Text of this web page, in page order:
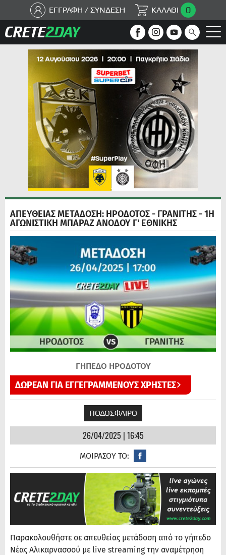
ΕΓΓΡΑΦΗ / ΣΥΝΔΕΣΗ ΚΑΛΑΘΙ 0
ΑΠΕΥΘΕΙΑΣ ΜΕΤΑΔΟΣΗ: ΗΡΟΔΟΤΟΣ - ΓΡΑΝΙΤΗΣ - 1Η
ΑΓΩΝΙΣΤΙΚΗ ΜΠΑΡΑΖ ΑΝΟΔΟΥ Γ' ΕΘΝΙΚΗΣ
ΓΗΠΕΔΟ ΗΡΟΔΟΤΟΥ
ΔΩΡΕΑΝ ΓΙΑ ΕΓΓΕΓΡΑΜΜΕΝΟΥΣ ΧΡΗΣΤΕΣ
ΠΟΔΟΣΦΑΙΡΟ
26/04/2025 | 16:45
ΜΟΙΡΑΣΟΥ ΤΟ:
Παρακολουθήστε σε απευθείας μετάδοση από το γήπεδο
Νέας Αλικαρνασσού με live streaming την αναμέτρηση